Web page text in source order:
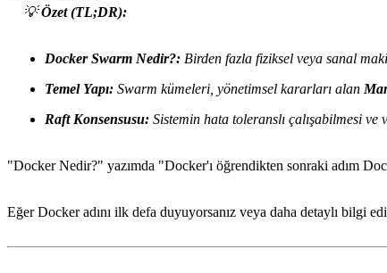
💡Özet (TL;DR):
Docker Swarm Nedir?: Birden fazla fiziksel veya sanal
Temel Yapı: Swarm kümeleri, yönetimsel kararları alan
Raft Konsensusu: Sistemin hata toleranslı çalışabilmesi ve
"Docker Nedir?" yazımda "Docker'ı öğrendikten sonraki adım
Eğer Docker adını ilk defa duyuyorsanız veya daha detaylı bilgi